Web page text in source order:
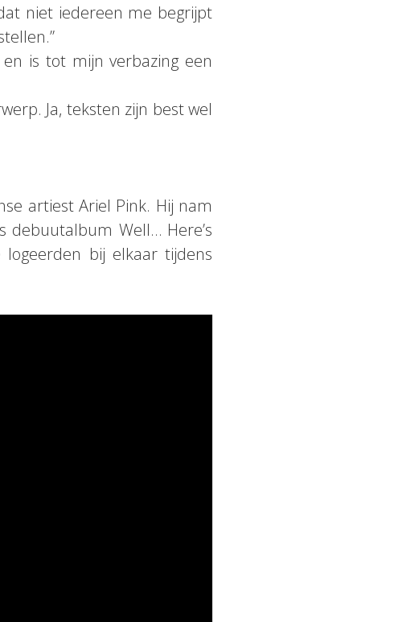
niet iedereen me begrijpt
is tot mijn verbazing een
Ja, teksten zijn best wel
artiest Ariel Pink. Hij nam
debuutalbum Well… Here’s
bij elkaar tijdens